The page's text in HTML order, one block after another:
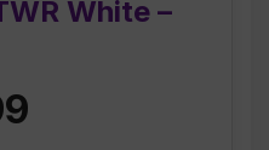
White –